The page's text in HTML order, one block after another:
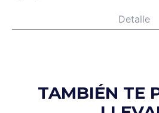
Detalle
TAMBIÉN TE